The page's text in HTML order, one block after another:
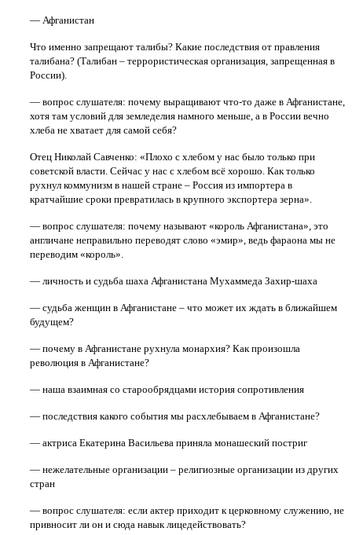
— Афганистан
Что именно запрещают талибы? Какие последствия от правления
талибана? (Талибан – террористическая организация, запрещенная в
России).
— вопрос слушателя: почему выращивают что-то даже в Афганистане,
хотя там условий для земледелия намного меньше, а в России вечно
хлеба не хватает для самой себя?
Отец Николай Савченко: «Плохо с хлебом у нас было только при
советской власти. Сейчас у нас с хлебом всё хорошо. Как только
рухнул коммунизм в нашей стране – Россия из импортера в
кратчайшие сроки превратилась в крупного экспортера зерна».
— вопрос слушателя: почему называют «король Афганистана», это
англичане неправильно переводят слово «эмир», ведь фараона мы не
переводим «король».
— личность и судьба шаха Афганистана Мухаммеда Захир-шаха
— судьба женщин в Афганистане – что может их ждать в ближайшем
будущем?
— почему в Афганистане рухнула монархия? Как произошла
революция в Афганистане?
— наша взаимная со старообрядцами история сопротивления
— последствия какого события мы расхлебываем в Афганистане?
— актриса Екатерина Васильева приняла монашеский постриг
— нежелательные организации – религиозные организации из других
стран
— вопрос слушателя: если актер приходит к церковному служению, не
привносит ли он и сюда навык лицедействовать?